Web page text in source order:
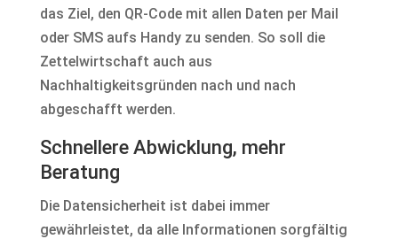
das Ziel, den QR-Code mit allen Daten per Mail
oder SMS aufs Handy zu senden. So soll die
Zettelwirtschaft auch aus
Nachhaltigkeitsgründen nach und nach
abgeschafft werden.
Schnellere Abwicklung, mehr
Beratung
Die Datensicherheit ist dabei immer
gewährleistet, da alle Informationen sorgfältig